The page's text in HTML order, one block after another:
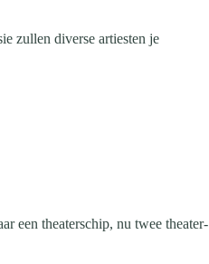
zullen diverse artiesten je
een theaterschip, nu twee theater-